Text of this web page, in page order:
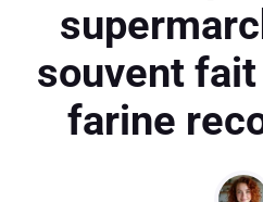
souvent
farine